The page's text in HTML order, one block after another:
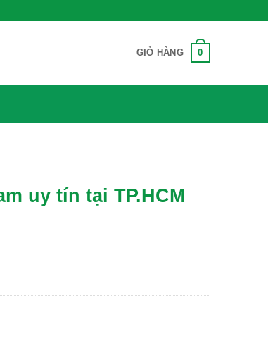
GIỎ HÀNG 0
uy tín tại TP.HCM